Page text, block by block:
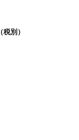
（税別）